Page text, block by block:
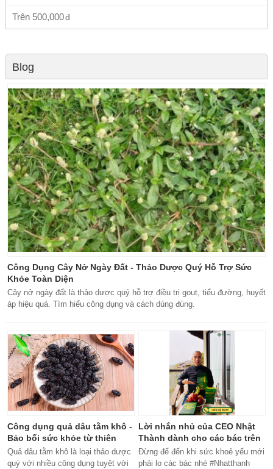
Trên 500,000
Blog
Công Dụng Cây Nở Ngày Đất - Thảo Dược Quý Hỗ Trợ Sức
Khỏe Toàn Diện
Cây nở ngày đất là thảo dược quý hỗ trợ điều trị gout, tiểu đường, huyết
áp hiệu quả. Tìm hiểu công dụng và cách dùng đúng.
Công dụng quả dâu tằm khô -
Bảo bối sức khỏe từ thiên
nhiên
Quả dâu tằm khô là loại thảo dược
quý với nhiều công dụng tuyệt vời
Lời nhắn nhủ của CEO Nhật
Thành dành cho các bác trên
50 tuổi
Đừng để đến khi sức khoẻ yếu mới
phải lo các bác nhé #Nhatthanh